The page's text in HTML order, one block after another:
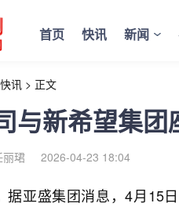
首页 快讯 新闻
快讯 > 正文
与新希望集团
丽珺 2026-04-23 18:04
据亚盛集团消息，4月15